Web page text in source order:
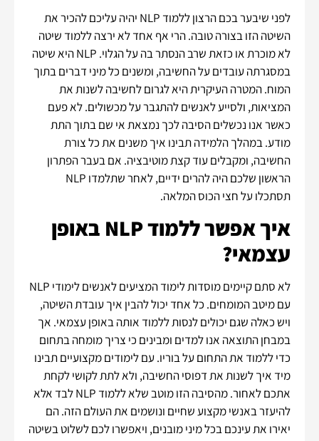
לפני שיבער בכם הרצון ללמוד NLP יהיה עליכם להכיר את
השיטה הזו בצורה טובה. הרי אף אחד לא ירצה ללמוד שיטה
לא מוכרת או כזאת שרב הנסתר בה על הגלוי. NLP היא שיטה
במסגרתה עובדים על החשיבה, ומשנים כל מיני דברים בתוך
המוח. המטרה העיקרית היא לגרום לחשיבה לשנות את
המציאות, ולסייע לאנשים להתגבר על מכשולים. לא פעם
כאשר אנו נכשלים הסיבה לכך נמצאת אי שם בתוך התת
מודע. במהלך הלמידה תבינו איך משנים את כל צורת
החשיבה, ומקבלים עוד קצת מוטיבציה. אם בעבר הפתרון
הראשון שלכם היה להרים ידיים, לאחר שתלמדו NLP
תסתכלו על חצי הכוס המלאה.
איך אפשר ללמוד NLP באופן
עצמאי?
לא סתם קיימים מוסדות לימוד המציעים לאנשים לימודי NLP
עם מיטב המומחים. כל אחד יכול להבין איך עובדת השיטה,
ויש כאלה שגם יכולים לנסות ללמוד אותה באופן עצמאי. אך
במבחן התוצאה אנו למדים ומבינים כי צריך מומחה בתחום
כדי ללמוד את התחום על בוריו. עם לימודים מקצועיים תבינו
מיד איך לשנות את דפוסי החשיבה, ולא לתת לקושי לקחת
אתכם לאחור. מהסיבה הזו מוטב שלא ללמוד NLP לבד אלא
להיעזר באנשי מקצוע שחיים ונושמים את העולם הזה. הם
יאירו את עינכם בכל מיני מובנים, ויאפשרו לכם לשלוט בשיטה